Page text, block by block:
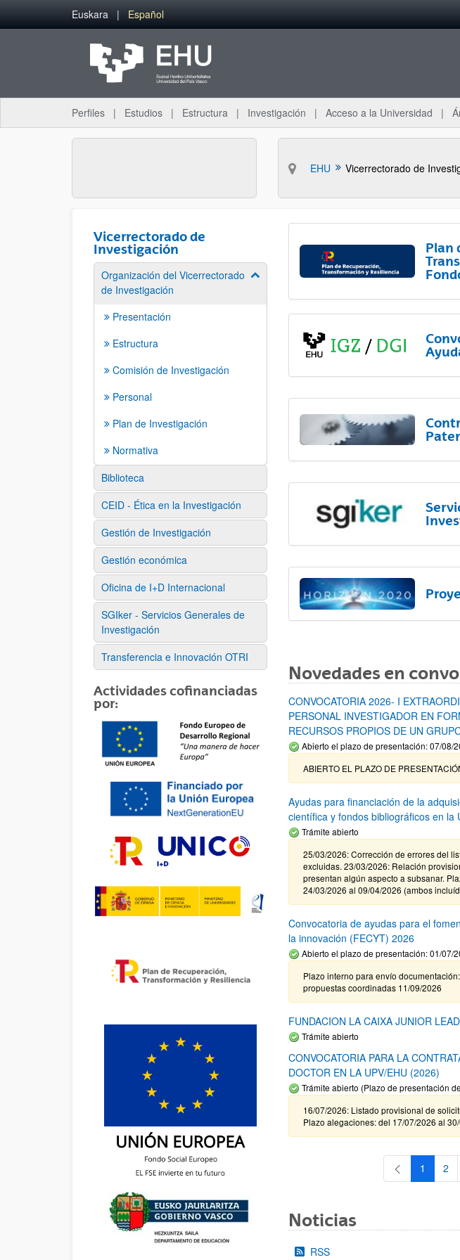
Saltar al contenido principal
Euskara Español
Perfiles Estudios Estructura Investigación Acceso a la Universidad
EHU Vicerrectorado de
Vicerrectorado de
Investigación
Organización del Vicerrectorado
de Investigación
Mostrar/ocultar subpáginas
Presentación
Estructura
Comisión de Investigación
Personal
Plan de Investigación
Normativa
Biblioteca
CEID - Ética en la Investigación
Gestión de Investigación
Gestión económica
Oficina de I+D Internacional
SGIker - Servicios Generales de
Investigación
Transferencia e Innovación OTRI
Actividades cofinanciadas
por:
Plan
Novedades en
CONVOCATORIA 2026- I
PERSONAL INVESTIGADOR EN
RECURSOS PROPIOS DE UN
Abierto el plazo de presentación: 07/08/
ABIERTO EL PLAZO DE
Ayudas para financiación de la
científica y fondos bibliográficos en la
Trámite abierto
25/03/2026: Corrección de errores del
excluidas. 23/03/2026: Relación
presentan algún aspecto a subsanar.
24/03/2026 al 09/04/2026 (ambos
Convocatoria de ayudas para el
la innovación (FECYT) 2026
Abierto el plazo de presentación: 01/07/
Plazo interno para envío
propuestas coordinadas 11/09/2026
FUNDACION LA CAIXA JUNIOR
Trámite abierto
CONVOCATORIA PARA LA
DOCTOR EN LA UPV/EHU (2026)
Trámite abierto (Plazo de presentación
16/07/2026: Listado provisional de
Plazo alegaciones: del 17/07/2026 al
Página
1 2
Noticias
RSS